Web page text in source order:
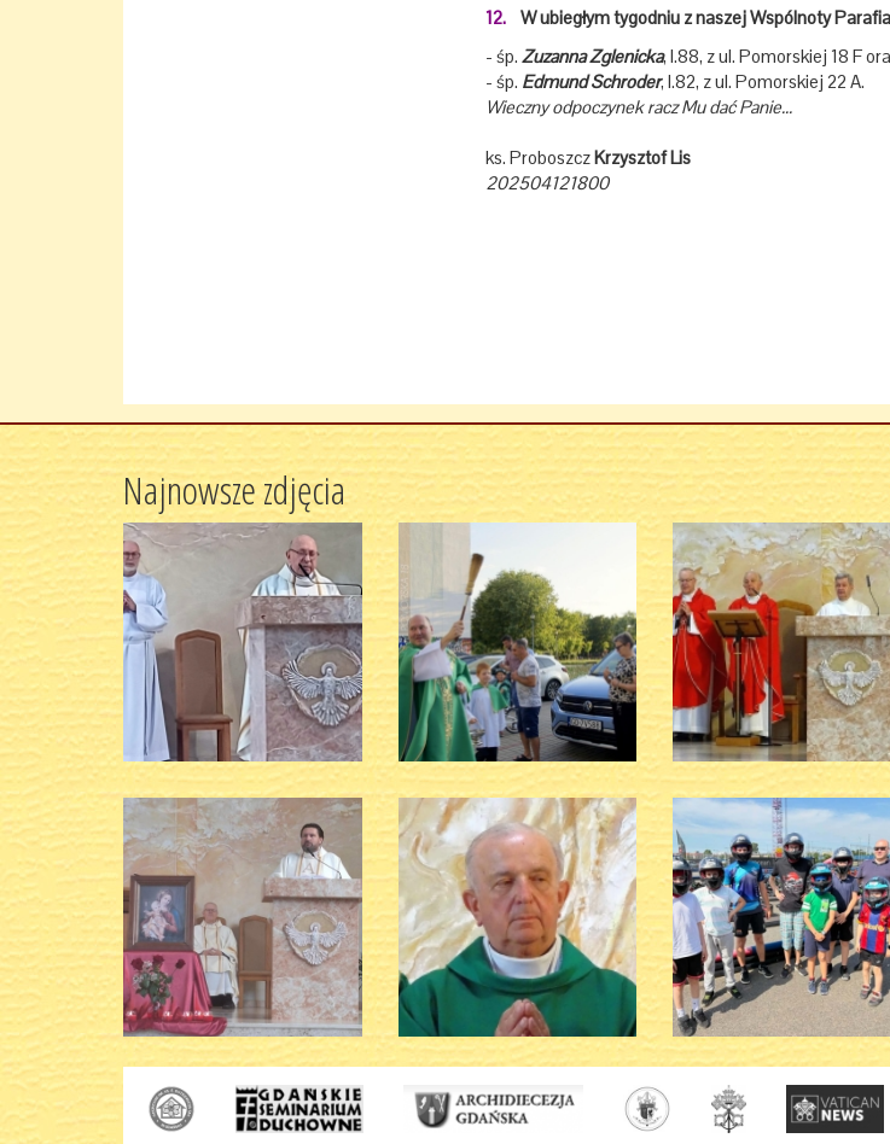
12.
W ubiegłym tygodniu z naszej Wspólnoty
- śp. Zuzanna Zglenicka, l.88, z ul. Pomorskiej 18 F
- śp. Edmund Schroder, l.82, z ul. Pomorskiej 22 A.
Wieczny odpoczynek racz Mu dać Panie...
ks. ProboszczKrzysztof Lis
202504121800
Najnowsze zdjęcia